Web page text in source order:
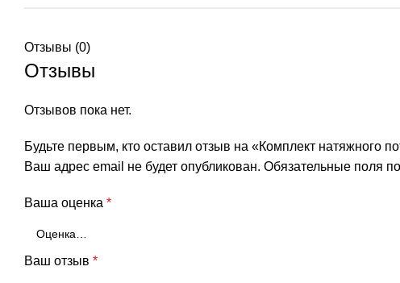
Отзывы (0)
Отзывы
Отзывов пока нет.
Будьте первым, кто оставил отзыв на «Комплект натяжного
Ваш адрес email не будет опубликован. Обязательные поля
Ваша оценка *
Ваш отзыв *